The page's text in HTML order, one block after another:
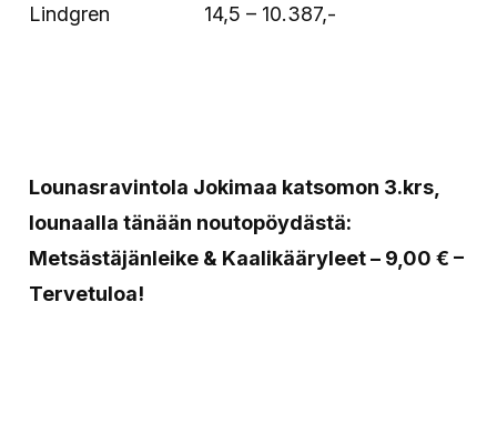
Lindgren 14,5 – 10.387,-
Lounasravintola Jokimaa katsomon 3.krs,
lounaalla tänään noutopöydästä:
Metsästäjänleike & Kaalikääryleet – 9,00 € –
Tervetuloa!